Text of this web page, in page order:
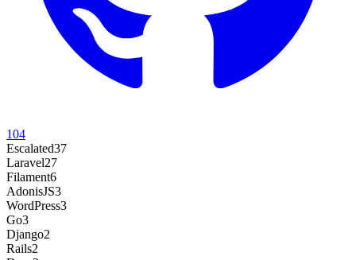
104
Escalated37
Laravel27
Filament6
AdonisJS3
WordPress3
Go3
Django2
Rails2